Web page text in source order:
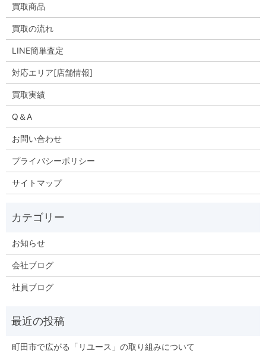
買取商品
買取の流れ
LINE簡単査定
対応エリア[店舗情報]
買取実績
Q＆A
お問い合わせ
プライバシーポリシー
サイトマップ
お知らせ
会社ブログ
社員ブログ
町田市で広がる「リユース」の取り組みについて